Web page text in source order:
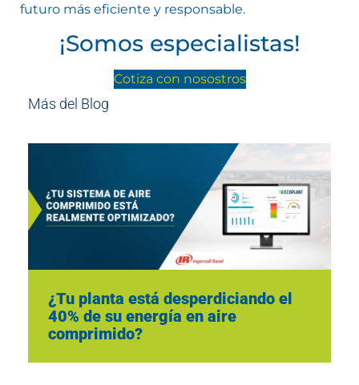
futuro más eficiente y responsable.
¡Somos especialistas!
Cotiza con nosostros
Más del Blog
¿Tu planta está desperdiciando el
40% de su energía en aire
comprimido?